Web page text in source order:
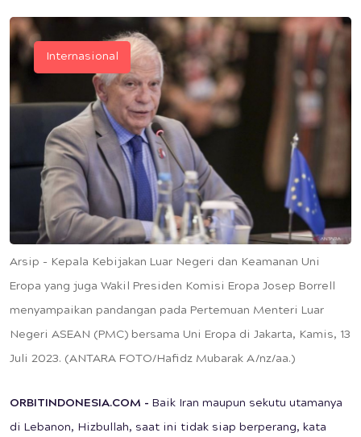
Arsip - Kepala Kebijakan Luar Negeri dan Keamanan Uni
Eropa yang juga Wakil Presiden Komisi Eropa Josep Borrell
menyampaikan pandangan pada Pertemuan Menteri Luar
Negeri ASEAN (PMC) bersama Uni Eropa di Jakarta, Kamis, 13
Juli 2023. (ANTARA FOTO/Hafidz Mubarak A/nz/aa.)
Internasional
ORBITINDONESIA.COM - Baik Iran maupun sekutu utamanya
di Lebanon, Hizbullah, saat ini tidak siap berperang, kata